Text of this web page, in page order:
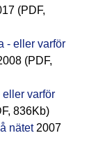
(PDF,
- eller varför
(PDF,
eller varför
836Kb)
nätet2007